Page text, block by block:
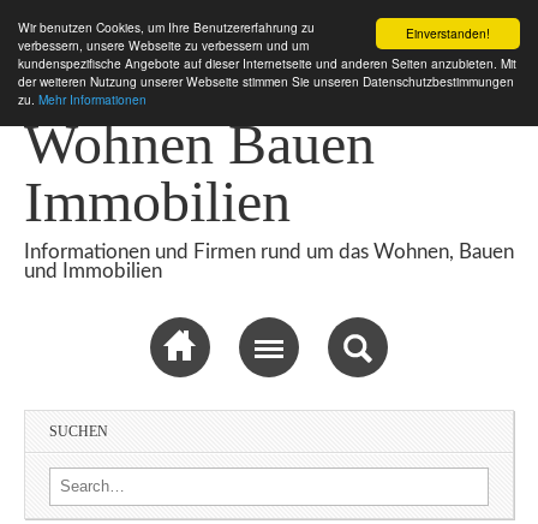
Einverstanden!
Wir benutzen Cookies, um Ihre Benutzererfahrung zu
verbessern, unsere Webseite zu verbessern und um
kundenspezifische Angebote auf dieser Internetseite und anderen Seiten anzubieten. Mit
der weiteren Nutzung unserer Webseite stimmen Sie unseren Datenschutzbestimmungen
zu. Mehr Informationen
Wohnen Bauen
Immobilien
Informationen und Firmen rund um das Wohnen, Bauen
und Immobilien
SUCHEN
Search for: